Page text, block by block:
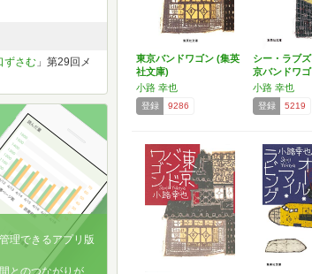
東京バンドワゴン (集英
社文庫)
小路 幸也
登録 9286
シー・ラブ
京バンドワ
小路 幸也
登録 5219
ずさむ 」第29回メ
理できるアプリ版
とのつながりが、